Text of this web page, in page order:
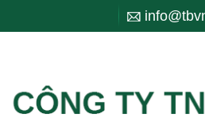
máy cnc, trung tam gia cong, ttgc,
tube making machine, dây